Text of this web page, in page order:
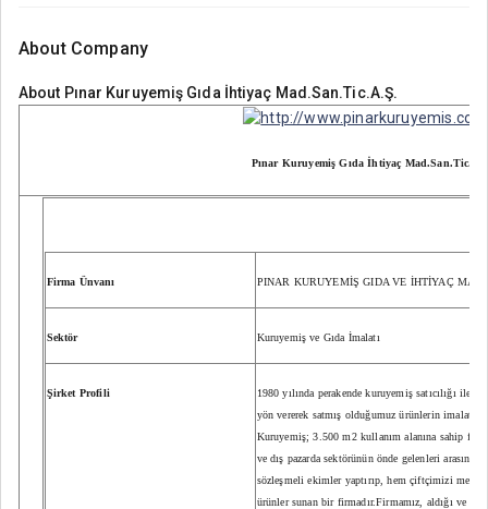
About Company
About Pınar Kuruyemiş Gıda İhtiyaç Mad.San.Tic.A.Ş.
Pınar Kuruyemiş Gıda İhtiyaç
Firma Ünvanı PINAR KURUYEMİŞ GIDA VE İHTİYAÇ
Sektör Kuruyemiş ve Gıda İmalatı
Şirket Profili
1980 yılında perakende kuruyemiş satıcılığı ile
yön vererek satmış olduğumuz ürünlerin imalatı
Kuruyemiş; 3.500 m2 kullanım alanına sahip
ve dış pazarda sektörünün önde gelenleri
sözleşmeli ekimler yaptırıp, hem çiftçimizi
ürünler sunan bir firmadır.Firmamız, aldığı ve